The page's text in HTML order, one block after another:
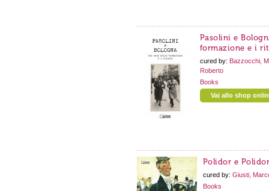
Pasolini e
formazione e i
cured by: Bazzocchi,
Roberto
Books
Vai allo shop
Polidor e Polidor
cured by: Giusti,
Books